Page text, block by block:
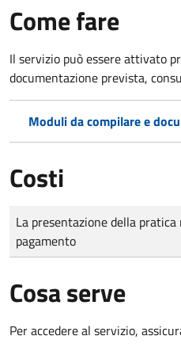
Come fare
Il servizio può essere attivato
documentazione prevista,
Moduli da compilare e
Costi
Tipo di pagamento
Importo
La presentazione della
pagamento
Cosa serve
Per accedere al servizio,